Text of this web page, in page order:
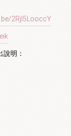
2Rjl5LooccY
明：